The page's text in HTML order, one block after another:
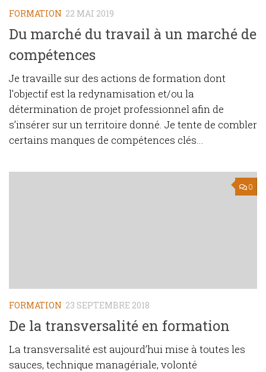
FORMATION 22 MAI 2019
Du marché du travail à un marché de
compétences
Je travaille sur des actions de formation dont
l’objectif est la redynamisation et/ou la
détermination de projet professionnel afin de
s’insérer sur un territoire donné. Je tente de combler
certains manques de compétences clés...
0
FORMATION 23 SEPTEMBRE 2018
De la transversalité en formation
La transversalité est aujourd’hui mise à toutes les
sauces, technique managériale, volonté